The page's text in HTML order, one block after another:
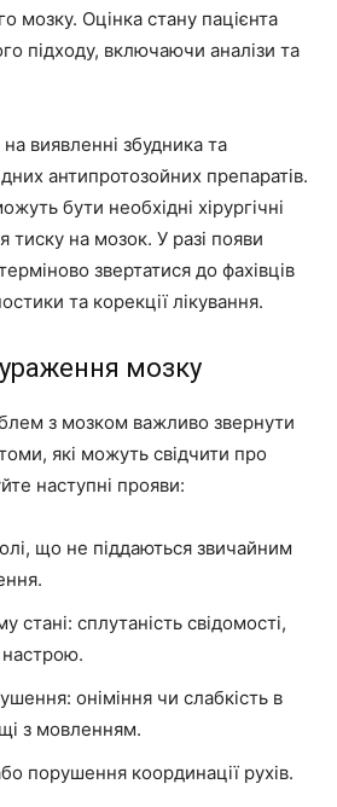
мозку. Оцінка стану пацієнта
підходу, включаючи аналізи та
виявленні збудника та
антипротозойних препаратів.
бути необхідні хірургічні
тиску на мозок. У разі появи
звертатися до фахівців
та корекції лікування.
мозку
з мозком важливо звернути
які можуть свідчити про
наступні прояви:
що не піддаються звичайним
стані: сплутаність свідомості,
настрою.
оніміння чи слабкість в
з мовленням.
порушення координації рухів.